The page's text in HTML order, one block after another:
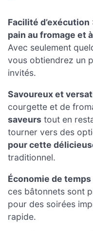
Facilité d’exécution
pain au fromage et
Avec seulement
vous obtiendrez un
invités.
Savoureux et
courgette et de
saveurs tout en
tourner vers des
pour cette
traditionnel.
Économie de temps
ces bâtonnets sont
pour des soirées
rapide.